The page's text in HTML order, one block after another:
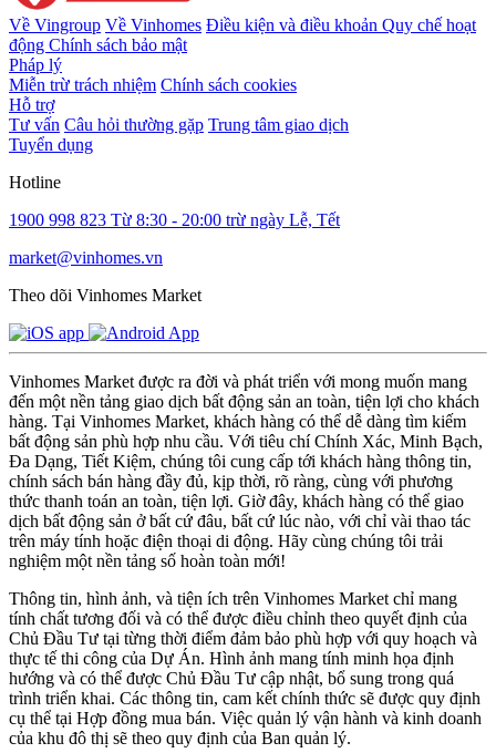
Về Vingroup Về Vinhomes Điều kiện và điều khoản Quy chế hoạt
động Chính sách bảo mật
Pháp lý
Miễn trừ trách nhiệm Chính sách cookies
Hỗ trợ
Tư vấn Câu hỏi thường gặp Trung tâm giao dịch
Tuyển dụng
Hotline
1900 998 823 Từ 8:30 - 20:00 trừ ngày Lễ, Tết
market@vinhomes.vn
Theo dõi Vinhomes Market
Vinhomes Market được ra đời và phát triển với mong muốn mang
đến một nền tảng giao dịch bất động sản an toàn, tiện lợi cho khách
hàng. Tại Vinhomes Market, khách hàng có thể dễ dàng tìm kiếm
bất động sản phù hợp nhu cầu. Với tiêu chí Chính Xác, Minh Bạch,
Đa Dạng, Tiết Kiệm, chúng tôi cung cấp tới khách hàng thông tin,
chính sách bán hàng đầy đủ, kịp thời, rõ ràng, cùng với phương
thức thanh toán an toàn, tiện lợi. Giờ đây, khách hàng có thể giao
dịch bất động sản ở bất cứ đâu, bất cứ lúc nào, với chỉ vài thao tác
trên máy tính hoặc điện thoại di động. Hãy cùng chúng tôi trải
nghiệm một nền tảng số hoàn toàn mới!
Thông tin, hình ảnh, và tiện ích trên Vinhomes Market chỉ mang
tính chất tương đối và có thể được điều chỉnh theo quyết định của
Chủ Đầu Tư tại từng thời điểm đảm bảo phù hợp với quy hoạch và
thực tế thi công của Dự Án. Hình ảnh mang tính minh họa định
hướng và có thể được Chủ Đầu Tư cập nhật, bổ sung trong quá
trình triển khai. Các thông tin, cam kết chính thức sẽ được quy định
cụ thể tại Hợp đồng mua bán. Việc quản lý vận hành và kinh doanh
của khu đô thị sẽ theo quy định của Ban quản lý.